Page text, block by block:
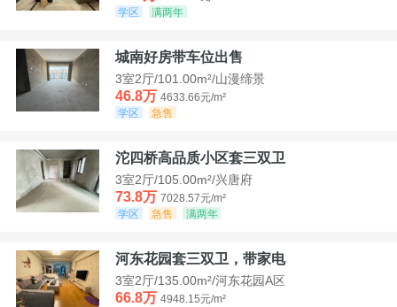
学区
满两年
城南好房带车位出售
3室2厅/101.00m²/山漫缔景
46.8万 4633.66元/m²
学区
急售
沱四桥高品质小区套三双卫
3室2厅/105.00m²/兴唐府
73.8万 7028.57元/m²
学区
急售 满两年
河东花园套三双卫，带家电
3室2厅/135.00m²/河东花园A区
66.8万 4948.15元/m²